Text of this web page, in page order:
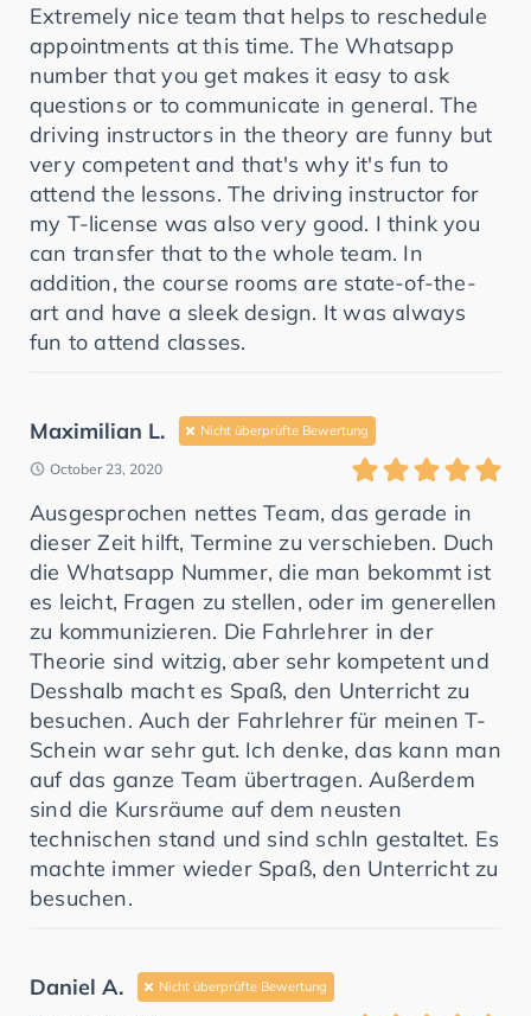
Extremely nice team that helps to reschedule
appointments at this time. The Whatsapp
number that you get makes it easy to ask
questions or to communicate in general. The
driving instructors in the theory are funny but
very competent and that's why it's fun to
attend the lessons. The driving instructor for
my T-license was also very good. I think you
can transfer that to the whole team. In
addition, the course rooms are state-of-the-
art and have a sleek design. It was always
fun to attend classes.
Maximilian L. Nicht überprüfte Bewertung
October 23, 2020
Ausgesprochen nettes Team, das gerade in
dieser Zeit hilft, Termine zu verschieben. Duch
die Whatsapp Nummer, die man bekommt ist
es leicht, Fragen zu stellen, oder im generellen
zu kommunizieren. Die Fahrlehrer in der
Theorie sind witzig, aber sehr kompetent und
Desshalb macht es Spaß, den Unterricht zu
besuchen. Auch der Fahrlehrer für meinen T-
Schein war sehr gut. Ich denke, das kann man
auf das ganze Team übertragen. Außerdem
sind die Kursräume auf dem neusten
technischen stand und sind schln gestaltet. Es
machte immer wieder Spaß, den Unterricht zu
besuchen.
Daniel A. Nicht überprüfte Bewertung